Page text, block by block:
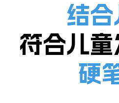
结
符合儿
硬